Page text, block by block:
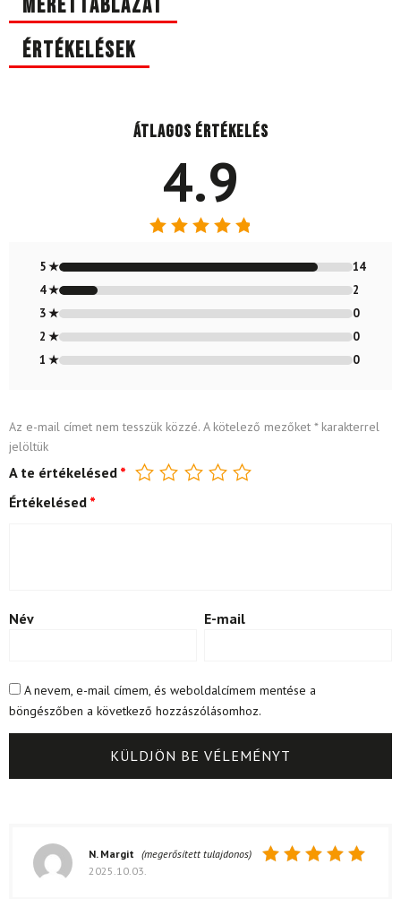
Értékelések
Átlagos értékelés
4.9
4.88/ 5
5 ★
14
4 ★
2
3 ★
0
2 ★
0
1 ★
0
Az e-mail címet nem tesszük közzé. A kötelező mezőket *karakterrel
jelöltük
A te értékelésed *
Értékelésed *
Név E-mail
A nevem, e-mail címem, és weboldalcímem mentése a
böngészőben a következő hozzászólásomhoz.
N. Margit (megerősített tulajdonos)
2025.10.03.